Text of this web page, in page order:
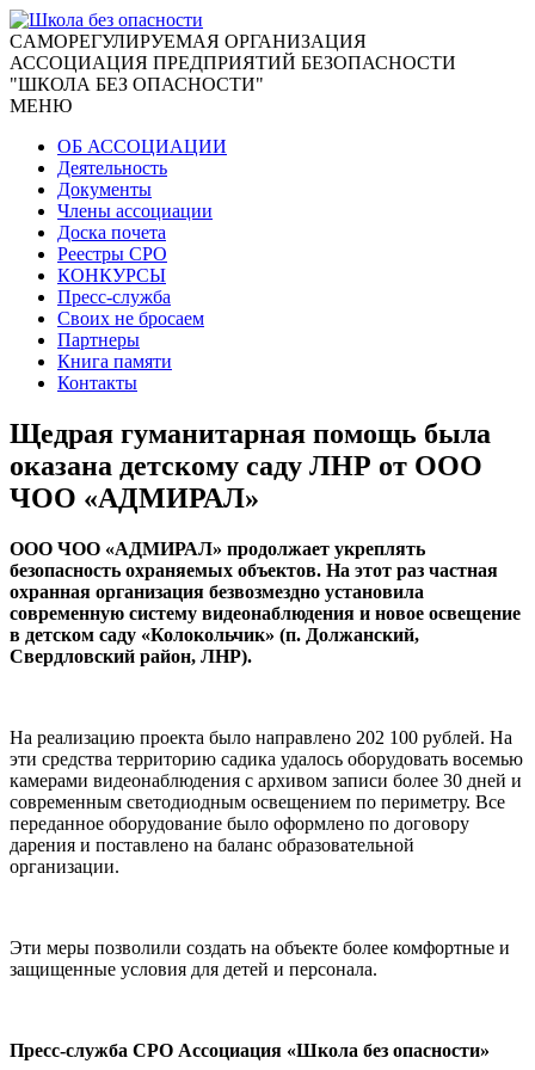
CАМОРЕГУЛИРУЕМАЯ ОРГАНИЗАЦИЯ
АССОЦИАЦИЯ ПРЕДПРИЯТИЙ БЕЗОПАСНОСТИ
"ШКОЛА БЕЗ ОПАСНОСТИ"
МЕНЮ
ОБ АССОЦИАЦИИ
Деятельность
Документы
Члены ассоциации
Доска почета
Реестры СРО
КОНКУРСЫ
Пресс-служба
Своих не бросаем
Партнеры
Книга памяти
Контакты
Щедрая гуманитарная помощь была
оказана детскому саду ЛНР от ООО
ЧОО «АДМИРАЛ»
ООО ЧОО «АДМИРАЛ» продолжает укреплять
безопасность охраняемых объектов. На этот раз частная
охранная организация безвозмездно установила
современную систему видеонаблюдения и новое освещение
в детском саду «Колокольчик» (п. Должанский,
Свердловский район, ЛНР).
На реализацию проекта было направлено 202 100 рублей. На
эти средства территорию садика удалось оборудовать восемью
камерами видеонаблюдения с архивом записи более 30 дней и
современным светодиодным освещением по периметру. Все
переданное оборудование было оформлено по договору
дарения и поставлено на баланс образовательной
организации.
Эти меры позволили создать на объекте более комфортные и
защищенные условия для детей и персонала.
Пресс-служба СРО Ассоциация «Школа без опасности»